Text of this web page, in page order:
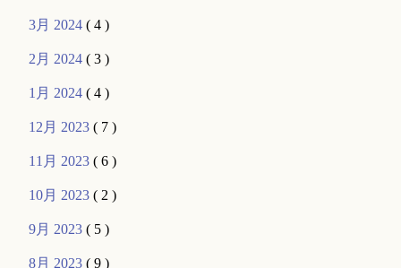
3月 2024( 4 )
2月 2024( 3 )
1月 2024( 4 )
12月 2023( 7 )
11月 2023( 6 )
10月 2023( 2 )
9月 2023( 5 )
8月 2023( 9 )